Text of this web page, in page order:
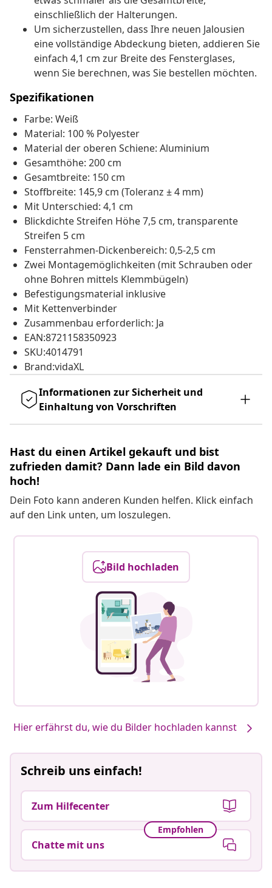
einschließlich der Halterungen.
Um sicherzustellen, dass Ihre neuen Jalousien
eine vollständige Abdeckung bieten, addieren Sie
einfach 4,1 cm zur Breite des Fensterglases,
wenn Sie berechnen, was Sie bestellen möchten.
Spezifikationen
Farbe: Weiß
Material: 100 % Polyester
Material der oberen Schiene: Aluminium
Gesamthöhe: 200 cm
Gesamtbreite: 150 cm
Stoffbreite: 145,9 cm (Toleranz ± 4 mm)
Mit Unterschied: 4,1 cm
Blickdichte Streifen Höhe 7,5 cm, transparente
Streifen 5 cm
Fensterrahmen-Dickenbereich: 0,5-2,5 cm
Zwei Montagemöglichkeiten (mit Schrauben oder
ohne Bohren mittels Klemmbügeln)
Befestigungsmaterial inklusive
Mit Kettenverbinder
Zusammenbau erforderlich: Ja
EAN:8721158350923
SKU:4014791
Brand:vidaXL
Informationen zur Sicherheit und
Einhaltung von Vorschriften
Hast du einen Artikel gekauft und bist
zufrieden damit? Dann lade ein Bild davon
hoch!
Dein Foto kann anderen Kunden helfen. Klick einfach
auf den Link unten, um loszulegen.
Bild hochladen
Hier erfährst du, wie du Bilder hochladen kannst
Schreib uns einfach!
Zum Hilfecenter
Empfohlen
Chatte mit uns